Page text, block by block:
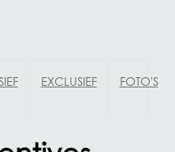
EXCLUSIEF FOTO'S